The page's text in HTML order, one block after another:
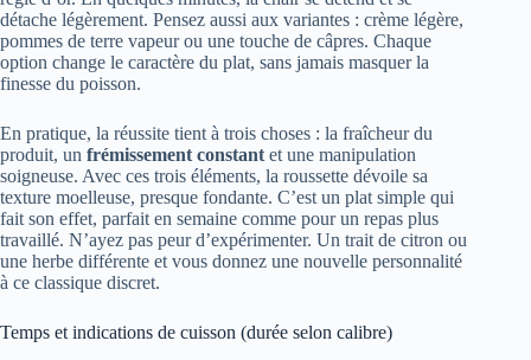
détache légèrement. Pensez aussi aux variantes : crème légère,
pommes de terre vapeur ou une touche de câpres. Chaque
option change le caractère du plat, sans jamais masquer la
finesse du poisson.
En pratique, la réussite tient à trois choses : la fraîcheur du
produit, un frémissement constant et une manipulation
soigneuse. Avec ces trois éléments, la roussette dévoile sa
texture moelleuse, presque fondante. C’est un plat simple qui
fait son effet, parfait en semaine comme pour un repas plus
travaillé. N’ayez pas peur d’expérimenter. Un trait de citron ou
une herbe différente et vous donnez une nouvelle personnalité
à ce classique discret.
Temps et indications de cuisson (durée selon calibre)